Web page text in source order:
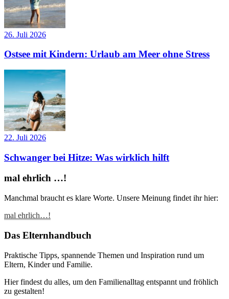
26. Juli 2026
Ostsee mit Kindern: Urlaub am Meer ohne Stress
22. Juli 2026
Schwanger bei Hitze: Was wirklich hilft
mal ehrlich …!
Manchmal braucht es klare Worte. Unsere Meinung findet ihr hier:
mal ehrlich…!
Das Elternhandbuch
Praktische Tipps, spannende Themen und Inspiration rund um
Eltern, Kinder und Familie.
Hier findest du alles, um den Familienalltag entspannt und fröhlich
zu gestalten!